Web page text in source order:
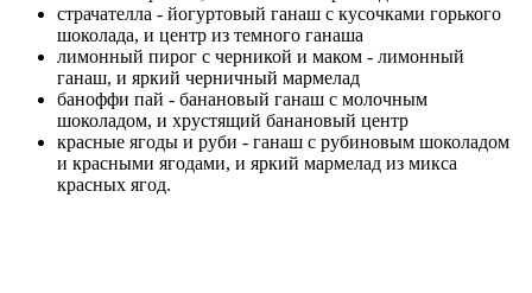
страчателла - йогуртовый ганаш с кусочками горького
шоколада, и центр из темного ганаша
лимонный пирог с черникой и маком - лимонный
ганаш, и яркий черничный мармелад
баноффи пай - банановый ганаш с молочным
шоколадом, и хрустящий банановый центр
красные ягоды и руби - ганаш с рубиновым шоколадом
и красными ягодами, и яркий мармелад из микса
красных ягод.